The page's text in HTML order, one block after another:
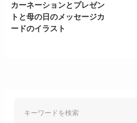
カーネーションとプレゼン
トと母の日のメッセージカ
ードのイラスト